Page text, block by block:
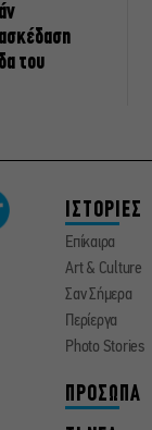
του
ΙΣΤΟΡΙΕΣ
Επίκαιρα
Art & Culture
Σαν Σήμερα
Περίεργα
Photo Stories
ΠΡΟΣΩΠΑ